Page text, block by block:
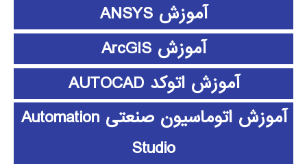
آموزش ANSYS
آموزش ArcGIS
آموزش اتوکد AUTOCAD
آموزش اتوماسیون صنعتی Automation
Studio